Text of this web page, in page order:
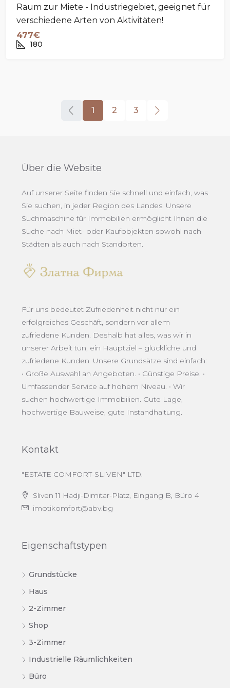
Raum zur Miete - Industriegebiet, geeignet für
verschiedene Arten von Aktivitäten!
477€
180
1 2 3
Über die Website
Auf unserer Seite finden Sie schnell und einfach, was
Sie suchen, in jeder Region des Landes. Unsere
Suchmaschine für Immobilien ermöglicht Ihnen die
Suche nach Miet- oder Kaufobjekten sowohl nach
Städten als auch nach Standorten.
Für uns bedeutet Zufriedenheit nicht nur ein
erfolgreiches Geschäft, sondern vor allem
zufriedene Kunden. Deshalb hat alles, was wir in
unserer Arbeit tun, ein Hauptziel – glückliche und
zufriedene Kunden. Unsere Grundsätze sind einfach:
• Große Auswahl an Angeboten. • Günstige Preise. •
Umfassender Service auf hohem Niveau. • Wir
suchen hochwertige Immobilien. Gute Lage,
hochwertige Bauweise, gute Instandhaltung.
Kontakt
"ESTATE COMFORT-SLIVEN" LTD.
Sliven 11 Hadji-Dimitar-Platz, Eingang B, Büro 4
imotikomfort@abv.bg
Eigenschaftstypen
Grundstücke
Haus
2-Zimmer
Shop
3-Zimmer
Industrielle Räumlichkeiten
Büro